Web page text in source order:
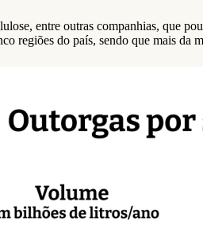
entre outras companhias, que
regiões do país, sendo que mais